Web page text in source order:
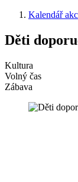
Kalendář
Děti
Kultura
Volný čas
Zábava